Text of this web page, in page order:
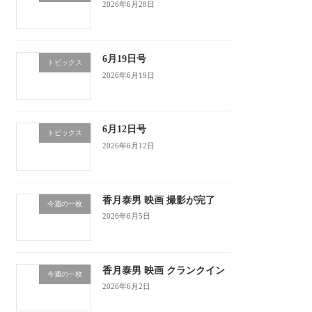
2026年6月28日
トピックス 6月19日号
2026年6月19日
トピックス 6月12日号
2026年6月12日
今週の一枚 香月泰男 映画 撮影が完了
2026年6月5日
今週の一枚 香月泰男 映画 クランクイン
2026年6月2日